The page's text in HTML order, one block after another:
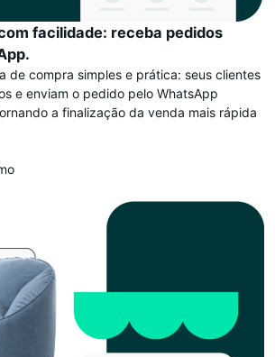
facilidade: receba pedidos
de compra simples e prática: seus clientes
e enviam o pedido pelo WhatsApp
a finalização da venda mais rápida